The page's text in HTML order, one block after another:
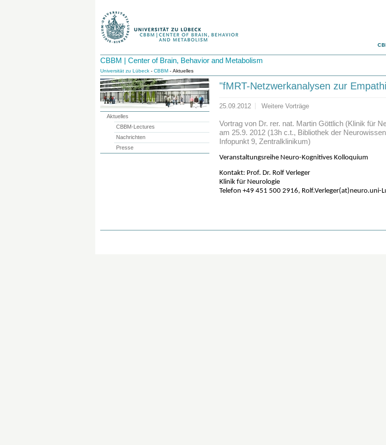
CBBM | Center of Brain, Behavior and Metabolism
Universität zu Lübeck - CBBM - Aktuelles
"fMRT-Netzwerkanalysen zur
25.09.2012 Weitere Vorträge
Vortrag von Dr. rer. nat. Martin Göttlich (Klinik für
am 25.9. 2012 (13h c.t., Bibliothek der
Infopunkt 9, Zentralklinikum)
Veranstaltungsreihe Neuro-Kognitives Kolloquium
Kontakt: Prof. Dr. Rolf Verleger
Klinik für Neurologie
Telefon +49 451 500 2916, Rolf.Verleger(at)neuro.uni-
Aktuelles
CBBM-Lectures
Nachrichten
Presse